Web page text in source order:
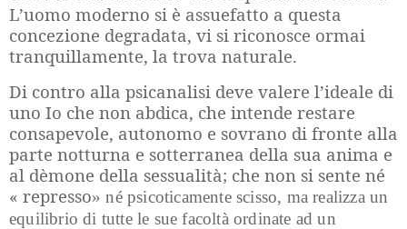
L’uomo moderno si è assuefatto a questa
concezione degradata, vi si riconosce ormai
tranquillamente, la trova naturale.
Di contro alla psicanalisi deve valere l’ideale di
uno Io che non abdica, che intende restare
consapevole, autonomo e sovrano di fronte alla
parte notturna e sotterranea della sua anima e
al dèmone della sessualità; che non si sente né
« represso» né psicoticamente scisso, ma realizza un
equilibrio di tutte le sue facoltà ordinate ad un